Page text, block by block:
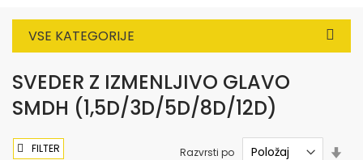
VSE KATEGORIJE
SVEDER Z IZMENLJIVO GLAVO
SMDH (1,5D/3D/5D/8D/12D)
Razvrsti po
FILTER